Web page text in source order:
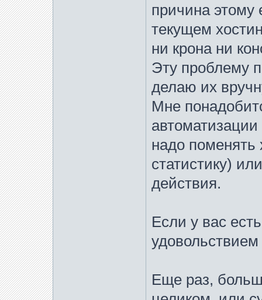
причина этому
текущем
ни крона ни
Эту проблему
делаю их
Мне
автоматизации
надо поменять
статистику)
действия.
Если у вас
Еще раз,